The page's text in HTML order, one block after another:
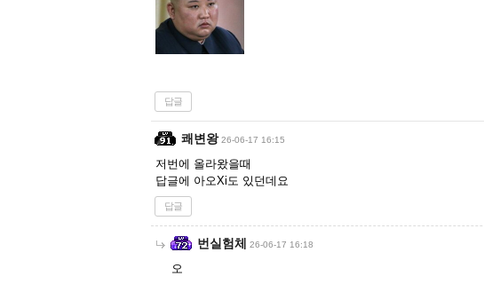
답글
쾌변왕 26-06-17 16:15
저번에 올라왔을때
답글에 아오Xi도 있던데요
답글
번실험체 26-06-17 16:18
오